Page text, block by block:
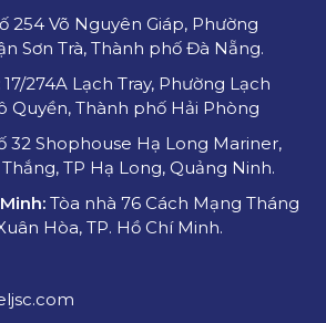
254 Võ Nguyên Giáp, Phường
Sơn Trà, Thành phố Đà Nẵng.
17/274A Lạch Tray, Phường Lạch
Quyền, Thành phố Hải Phòng
32 Shophouse Hạ Long Mariner,
TP Hạ Long, Quảng Ninh.
Tòa nhà 76 Cách Mạng Tháng
Hòa, TP. Hồ Chí Minh.